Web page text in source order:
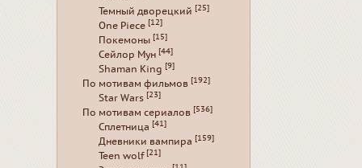
Темный дворецкий [25]
One Piece [12]
Покемоны [15]
Сейлор Мун [44]
Shaman King [9]
По мотивам фильмов [192]
Star Wars [23]
По мотивам сериалов [536]
Сплетница [41]
Дневники вампира [159]
Teen wolf [21]